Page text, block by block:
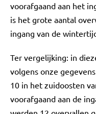
voorafgaand aan het
is het grote aantal
ingang van de
Ter vergelijking: in
volgens onze
10 in het zuidoosten
voorafgaand aan de